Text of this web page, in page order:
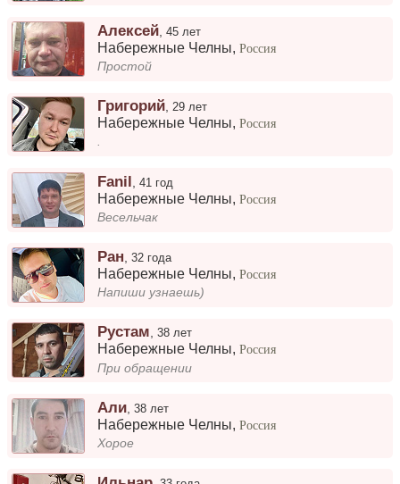
Алексей ,45 лет
Набережные Челны,Россия
Простой
Григорий,29 лет
Набережные Челны,Россия
.
Fanil ,41 год
Набережные Челны,Россия
Весельчак
Ран ,32 года
Набережные Челны,Россия
Напиши узнаешь)
Рустам,38 лет
Набережные Челны,Россия
При обращении
Али ,38 лет
Набережные Челны,Россия
Хорое